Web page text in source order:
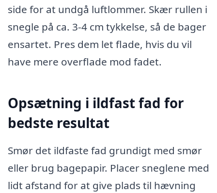
side for at undgå luftlommer. Skær rullen i
snegle på ca. 3-4 cm tykkelse, så de bager
ensartet. Pres dem let flade, hvis du vil
have mere overflade mod fadet.
Opsætning i ildfast fad for
bedste resultat
Smør det ildfaste fad grundigt med smør
eller brug bagepapir. Placer sneglene med
lidt afstand for at give plads til hævning